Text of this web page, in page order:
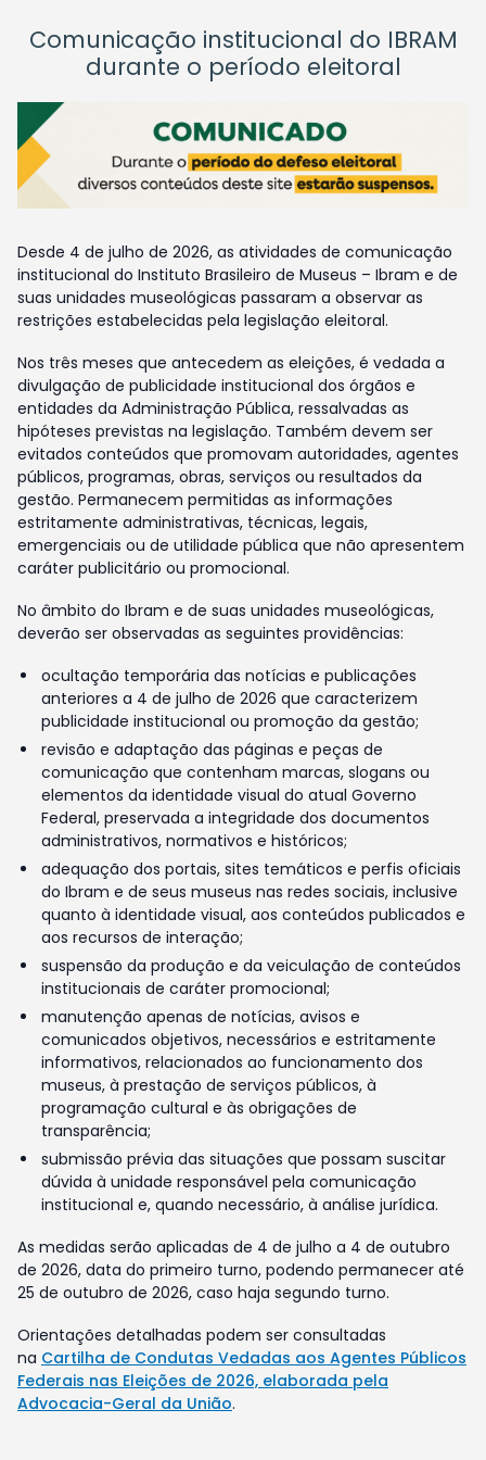
Comunicação institucional do IBRAM
durante o período eleitoral
Desde 4 de julho de 2026, as atividades de comunicação
institucional do Instituto Brasileiro de Museus – Ibram e de
suas unidades museológicas passaram a observar as
restrições estabelecidas pela legislação eleitoral.
Nos três meses que antecedem as eleições, é vedada a
divulgação de publicidade institucional dos órgãos e
entidades da Administração Pública, ressalvadas as
hipóteses previstas na legislação. Também devem ser
evitados conteúdos que promovam autoridades, agentes
públicos, programas, obras, serviços ou resultados da
gestão. Permanecem permitidas as informações
estritamente administrativas, técnicas, legais,
emergenciais ou de utilidade pública que não apresentem
caráter publicitário ou promocional.
No âmbito do Ibram e de suas unidades museológicas,
deverão ser observadas as seguintes providências:
ocultação temporária das notícias e publicações
anteriores a 4 de julho de 2026 que caracterizem
publicidade institucional ou promoção da gestão;
revisão e adaptação das páginas e peças de
comunicação que contenham marcas, slogans ou
elementos da identidade visual do atual Governo
Federal, preservada a integridade dos documentos
administrativos, normativos e históricos;
adequação dos portais, sites temáticos e perfis oficiais
do Ibram e de seus museus nas redes sociais, inclusive
quanto à identidade visual, aos conteúdos publicados e
aos recursos de interação;
suspensão da produção e da veiculação de conteúdos
institucionais de caráter promocional;
manutenção apenas de notícias, avisos e
comunicados objetivos, necessários e estritamente
informativos, relacionados ao funcionamento dos
museus, à prestação de serviços públicos, à
programação cultural e às obrigações de
transparência;
submissão prévia das situações que possam suscitar
dúvida à unidade responsável pela comunicação
institucional e, quando necessário, à análise jurídica.
As medidas serão aplicadas de 4 de julho a 4 de outubro
de 2026, data do primeiro turno, podendo permanecer até
25 de outubro de 2026, caso haja segundo turno.
Orientações detalhadas podem ser consultadas
na Cartilha de Condutas Vedadas aos Agentes Públicos
Federais nas Eleições de 2026, elaborada pela
Advocacia-Geral da União.